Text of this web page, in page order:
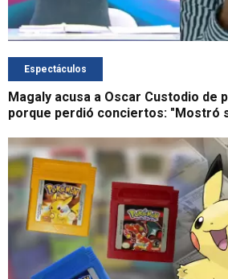
Espectáculos
Magaly acusa a Oscar Custodio de
porque perdió conciertos: "Mostró